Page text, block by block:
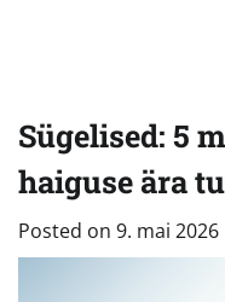
Sügelised: 5
haiguse ära
Posted on 9. mai 2026